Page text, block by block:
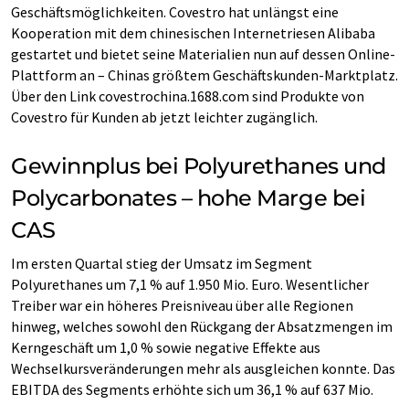
Geschäftsmöglichkeiten. Covestro hat unlängst eine
Kooperation mit dem chinesischen Internetriesen Alibaba
gestartet und bietet seine Materialien nun auf dessen Online-
Plattform an – Chinas größtem Geschäftskunden-Marktplatz.
Über den Link covestrochina.1688.com sind Produkte von
Covestro für Kunden ab jetzt leichter zugänglich.
Gewinnplus bei Polyurethanes und
Polycarbonates – hohe Marge bei
CAS
Im ersten Quartal stieg der Umsatz im Segment
Polyurethanes um 7,1 % auf 1.950 Mio. Euro. Wesentlicher
Treiber war ein höheres Preisniveau über alle Regionen
hinweg, welches sowohl den Rückgang der Absatzmengen im
Kerngeschäft um 1,0 % sowie negative Effekte aus
Wechselkursveränderungen mehr als ausgleichen konnte. Das
EBITDA des Segments erhöhte sich um 36,1 % auf 637 Mio.